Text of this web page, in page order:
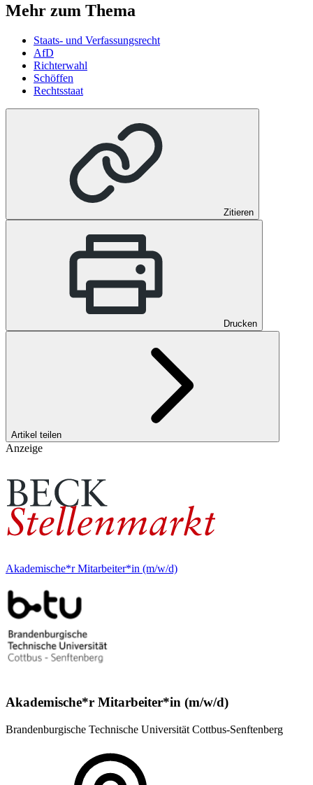
Mehr zum Thema
Staats- und Verfassungsrecht
AfD
Richterwahl
Schöffen
Rechtsstaat
Zitieren
Drucken
Artikel teilen
Anzeige
Akademische*r Mitarbeiter*in (m/w/d)
Akademische*r Mitarbeiter*in (m/w/d)
Brandenburgische Technische Universität Cottbus-Senftenberg